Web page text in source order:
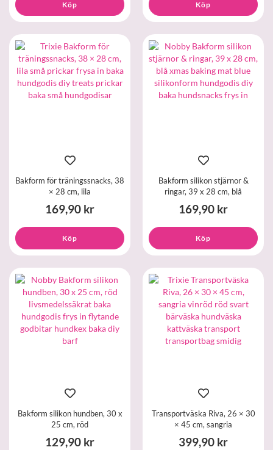
Köp Köp
Bakform för träningssnacks, 38
× 28 cm, lila
169,90 kr
Köp
Bakform silikon stjärnor &
ringar, 39 x 28 cm, blå
169,90 kr
Köp
Bakform silikon hundben, 30 x
25 cm, röd
129,90 kr
Transportväska Riva, 26 × 30
× 45 cm, sangria
399,90 kr